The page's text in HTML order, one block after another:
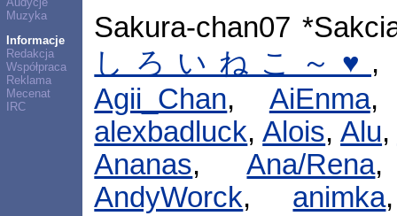
Muzyka
Informacje
Redakcja
Współpraca
Reklama
Mecenat
IRC
Sakura-chan07
しろいねこ～♥
Agii_Chan, AiEnma
alexbadluck,Alois,Alu,
Ananas,Ana/Rena
AndyWorck, animka